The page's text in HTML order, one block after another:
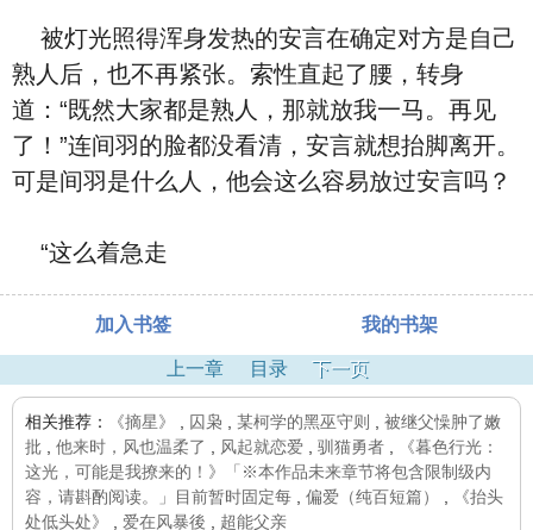
被灯光照得浑身发热的安言在确定对方是自己
熟人后，也不再紧张。索性直起了腰，转身
道：“既然大家都是熟人，那就放我一马。再见
了！”连间羽的脸都没看清，安言就想抬脚离开。
可是间羽是什么人，他会这么容易放过安言吗？
“这么着急走
加入书签 我的书架
上一章 目录 下一页
相关推荐： 《摘星》 囚枭 某柯学的黑巫守则
被继父懆肿了嫩
批
他来时，风也温柔了 风起就恋爱 驯猫勇者
《暮色行光：
这光，可能是我撩来的！》「※本作品未来章节将包含限制级内
容，请斟酌阅读。」目前暂时固定每
偏爱（纯百短篇）
《抬头
处低头处》
爱在风暴後 超能父亲